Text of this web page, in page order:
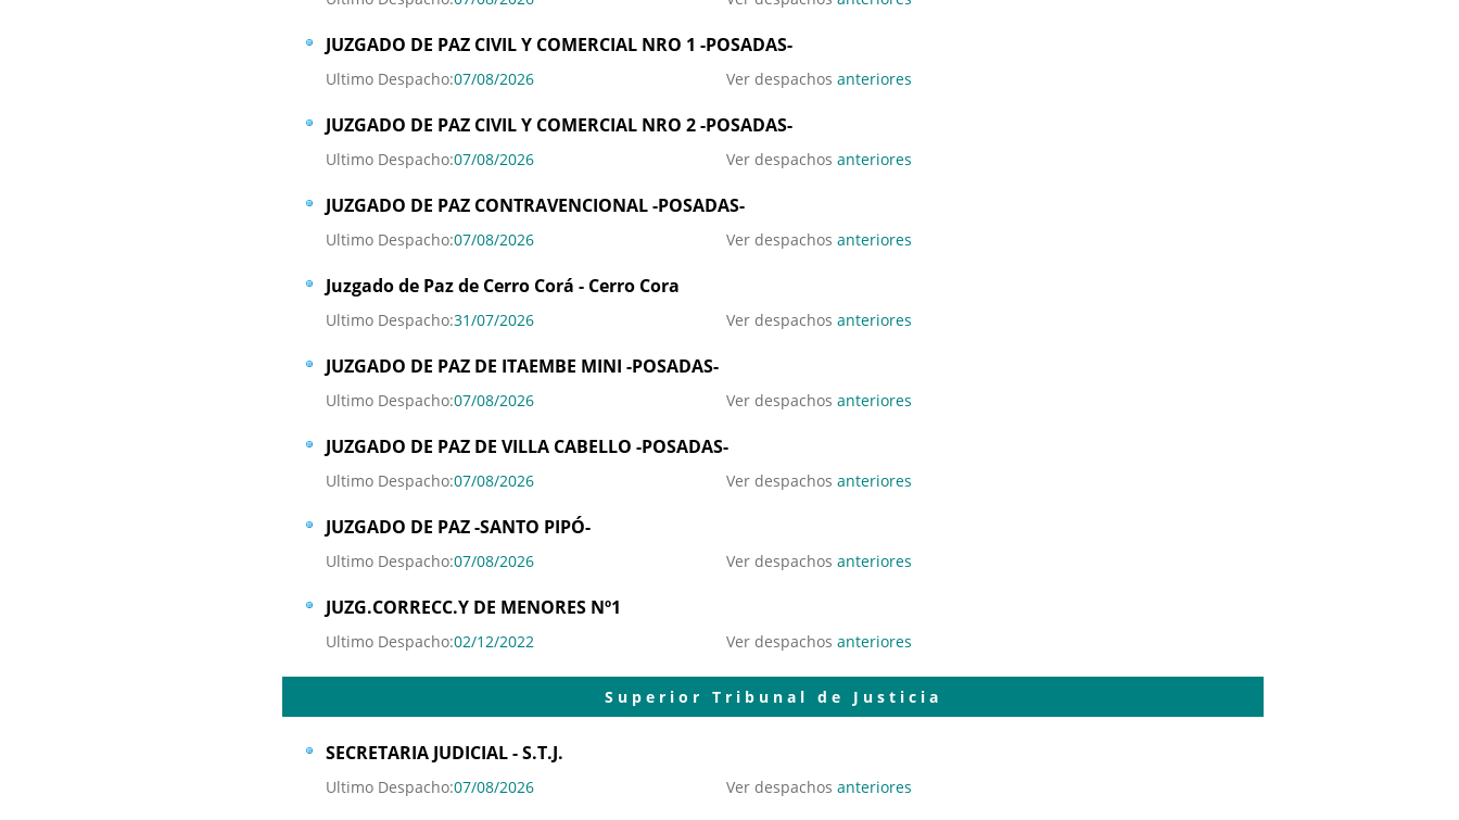
JUZGADO DE PAZ CIVIL Y COMERCIAL NRO 1 -POSADAS-
Ultimo Despacho:07/08/2026 Ver despachosanteriores
JUZGADO DE PAZ CIVIL Y COMERCIAL NRO 2 -POSADAS-
Ultimo Despacho:07/08/2026 Ver despachosanteriores
JUZGADO DE PAZ CONTRAVENCIONAL -POSADAS-
Ultimo Despacho:07/08/2026 Ver despachosanteriores
Juzgado de Paz de Cerro Corá - Cerro Cora
Ultimo Despacho:31/07/2026 Ver despachosanteriores
JUZGADO DE PAZ DE ITAEMBE MINI -POSADAS-
Ultimo Despacho:07/08/2026 Ver despachosanteriores
JUZGADO DE PAZ DE VILLA CABELLO -POSADAS-
Ultimo Despacho:07/08/2026 Ver despachosanteriores
JUZGADO DE PAZ -SANTO PIPÓ-
Ultimo Despacho:07/08/2026 Ver despachosanteriores
JUZG.CORRECC.Y DE MENORES Nº1
Ultimo Despacho:02/12/2022 Ver despachosanteriores
Superior Tribunal de Justicia
SECRETARIA JUDICIAL - S.T.J.
Ultimo Despacho:07/08/2026 Ver despachosanteriores